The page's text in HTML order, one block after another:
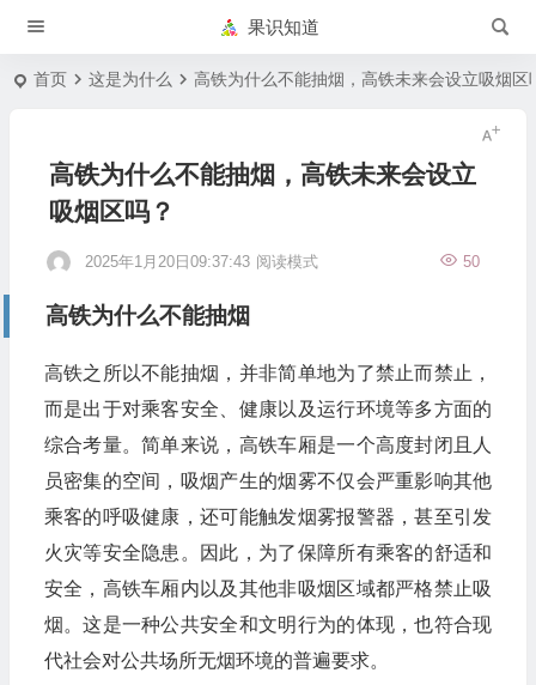
果识知道
首页 这是为什么 高铁为什么不能抽烟，高铁未来会设立吸烟区
高铁为什么不能抽烟，高铁未来会设立
吸烟区吗？
2025年1月20日09:37:43 50
阅读模式
高铁为什么不能抽烟
高铁之所以不能抽烟，并非简单地为了禁止而禁止，
而是出于对乘客安全、健康以及运行环境等多方面的
综合考量。简单来说，高铁车厢是一个高度封闭且人
员密集的空间，吸烟产生的烟雾不仅会严重影响其他
乘客的呼吸健康，还可能触发烟雾报警器，甚至引发
火灾等安全隐患。因此，为了保障所有乘客的舒适和
安全，高铁车厢内以及其他非吸烟区域都严格禁止吸
烟。这是一种公共安全和文明行为的体现，也符合现
代社会对公共场所无烟环境的普遍要求。